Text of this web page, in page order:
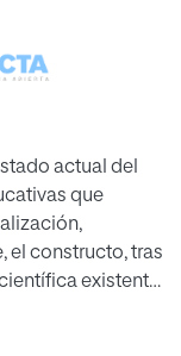
actual del
que
el constructo, tras
existente